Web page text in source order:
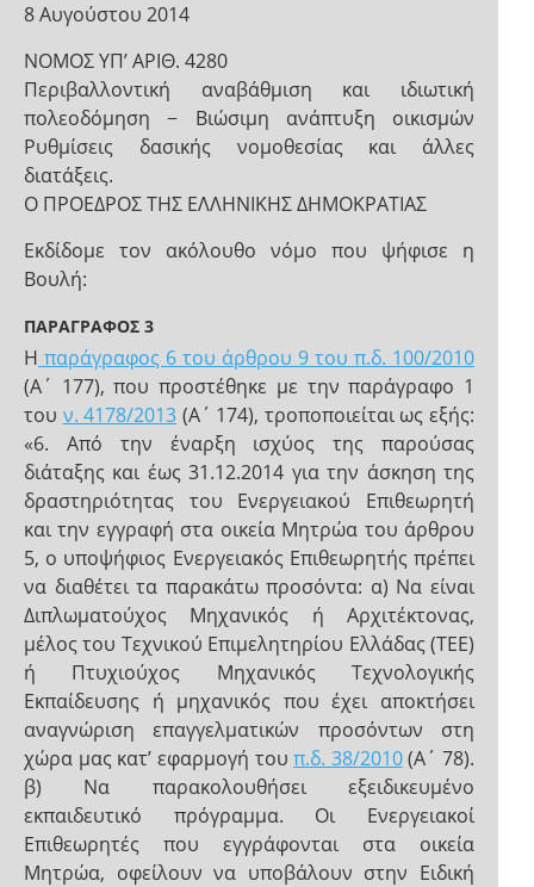
8 Αυγούστου 2014
NOMOΣ ΥΠ’ ΑΡΙΘ. 4280
Περιβαλλοντική αναβάθμιση και ιδιωτική
πολεοδόμηση − Βιώσιμη ανάπτυξη οικισμών
Ρυθμίσεις δασικής νομοθεσίας και άλλες
διατάξεις.
Ο ΠΡΟΕΔΡΟΣ ΤΗΣ ΕΛΛΗΝΙΚΗΣ ΔΗΜΟΚΡΑΤΙΑΣ
Εκδίδομε τον ακόλουθο νόμο που ψήφισε η
Βουλή:
ΠΑΡΑΓΡΑΦΟΣ 3
Η παράγραφος 6 του άρθρου 9 του π.δ. 100/2010
(Α΄ 177), που προστέθηκε με την παράγραφο 1
του ν. 4178/2013 (Α΄ 174), τροποποιείται ως εξής:
«6. Από την έναρξη ισχύος της παρούσας
διάταξης και έως 31.12.2014 για την άσκηση της
δραστηριότητας του Ενεργειακού Επιθεωρητή
και την εγγραφή στα οικεία Μητρώα του άρθρου
5, ο υποψήφιος Ενεργειακός Επιθεωρητής πρέπει
να διαθέτει τα παρακάτω προσόντα: α) Να είναι
Διπλωματούχος Μηχανικός ή Αρχιτέκτονας,
μέλος του Τεχνικού Επιμελητηρίου Ελλάδας (ΤΕΕ)
ή Πτυχιούχος Μηχανικός Τεχνολογικής
Εκπαίδευσης ή μηχανικός που έχει αποκτήσει
αναγνώριση επαγγελματικών προσόντων στη
χώρα μας κατ’ εφαρμογή τουπ.δ. 38/2010(Α΄ 78).
β) Να παρακολουθήσει εξειδικευμένο
εκπαιδευτικό πρόγραμμα. Οι Ενεργειακοί
Επιθεωρητές που εγγράφονται στα οικεία
Μητρώα, οφείλουν να υποβάλουν στην Ειδική